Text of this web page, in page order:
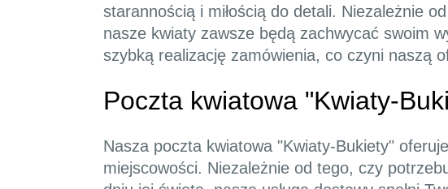
starannością i miłością do detali. Niezależnie
nasze kwiaty zawsze będą zachwycać swoim
szybką realizację zamówienia, co czyni naszą
Poczta kwiatowa "Kwiaty-
Nasza poczta kwiatowa "Kwiaty-Bukiety"
miejscowości. Niezależnie od tego, czy